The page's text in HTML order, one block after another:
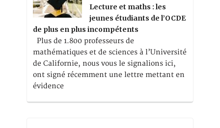
Lecture et maths : les
jeunes étudiants de l’OCDE
de plus en plus incompétents
Plus de 1.800 professeurs de
mathématiques et de sciences à l’Université
de Californie, nous vous le signalions ici,
ont signé récemment une lettre mettant en
évidence